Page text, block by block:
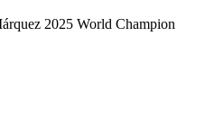
2025 World Champion